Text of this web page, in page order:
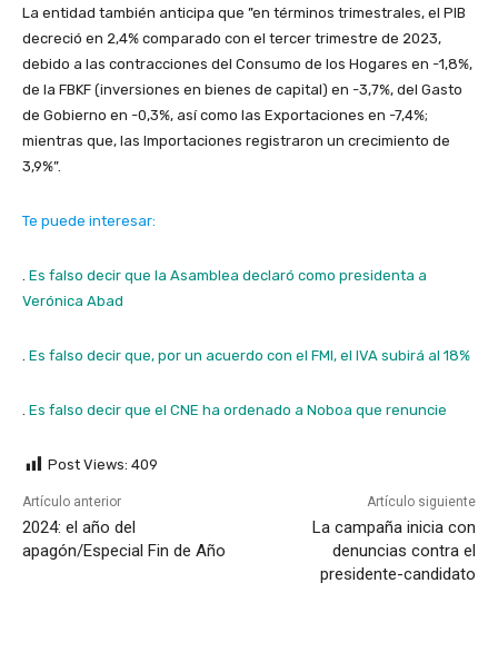
La entidad también anticipa que ”en términos trimestrales, el PIB
decreció en 2,4% comparado con el tercer trimestre de 2023,
debido a las contracciones del Consumo de los Hogares en -1,8%,
de la FBKF (inversiones en bienes de capital) en -3,7%, del Gasto
de Gobierno en -0,3%, así como las Exportaciones en -7,4%;
mientras que, las Importaciones registraron un crecimiento de
3,9%”.
Te puede interesar:
Es falso decir que la Asamblea declaró como presidenta a
Verónica Abad
Es falso decir que, por un acuerdo con el FMI, el IVA subirá al 18%
Es falso decir que el CNE ha ordenado a Noboa que renuncie
Post Views: 409
Artículo anterior
2024: el año del
apagón/Especial Fin de Año
Artículo siguiente
La campaña inicia con
denuncias contra el
presidente-candidato